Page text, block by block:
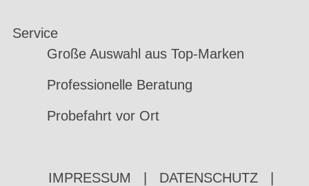
Service
Große Auswahl aus Top-Marken
Professionelle Beratung
Probefahrt vor Ort
IMPRESSUM DATENSCHUTZ